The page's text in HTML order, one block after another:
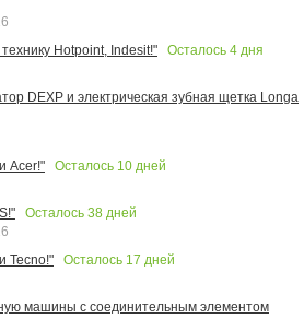
Hotpoint, Indesit!"
Осталось 4 дня
DEXP и электрическая зубная щетка Longa
Acer!"
Осталось 10 дней
Осталось 38 дней
Tecno!"
Осталось 17 дней
машины с соединительным элементом